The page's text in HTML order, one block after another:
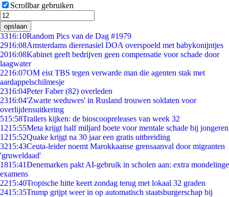
Scrollbar gebruiken
opslaan
3316:10Random Pics van de Dag #1979
2916:08Amsterdams dierenasiel DOA overspoeld met babykonijntjes
2016:08Kabinet geeft bedrijven geen compensatie voor schade door
laagwater
2216:07OM eist TBS tegen verwarde man die agenten stak met
aardappelschilmesje
2316:04Peter Faber (82) overleden
2316:04'Zwarte weduwes' in Rusland trouwen soldaten voor
overlijdensuitkering
515:58Trailers kijken: de bioscoopreleases van week 32
1215:55Meta krijgt half miljard boete voor mentale schade bij jongeren
1215:52Quake krijgt na 30 jaar een gratis uitbreiding
3215:43Ceuta-leider noemt Marokkaanse grensaanval door migranten
'gruweldaad'
1815:41Denemarken pakt AI-gebruik in scholen aan: extra mondelinge
examens
2215:40Tropische hitte keert zondag terug met lokaal 32 graden
2415:35Trump grijpt weer in op automatisch staatsburgerschap bij